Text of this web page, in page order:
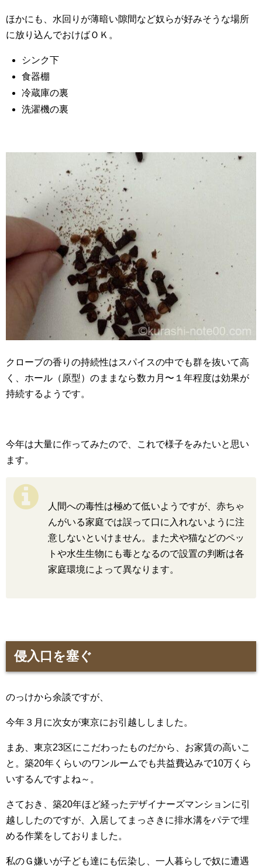
ほかにも、水回りが薄暗い隙間など奴らが好みそうな場所
に放り込んでおけばＯＫ。
シンク下
食器棚
冷蔵庫の裏
洗濯機の裏
クローブの香りの持続性はスパイスの中でも群を抜いて高
く、ホール（原型）のままなら数カ月〜１年程度は効果が
持続するようです。
今年は大量に作ってみたので、これで様子をみたいと思い
ます。
人間への毒性は極めて低いようですが、赤ちゃ
んがいる家庭では誤って口に入れないように注
意しないといけません。また犬や猫などのペッ
トや水生生物にも毒となるので設置の判断は各
家庭環境によって異なります。
侵入口を塞ぐ
のっけから余談ですが、
今年３月に次女が東京にお引越ししました。
まあ、東京23区にこだわったものだから、お家賃の高いこ
と。築20年くらいのワンルームでも共益費込みで10万くら
いするんですよね～。
さておき、築20年ほど経ったデザイナーズマンションに引
越ししたのですが、入居してまっさきに排水溝をパテで埋
める作業をしておりました。
私のＧ嫌いが子ども達にも伝染し、一人暮らしで奴に遭遇